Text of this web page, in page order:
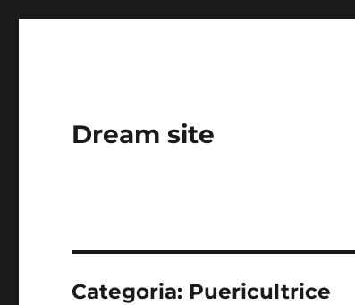
Dream site
Categoria: Puericultrice